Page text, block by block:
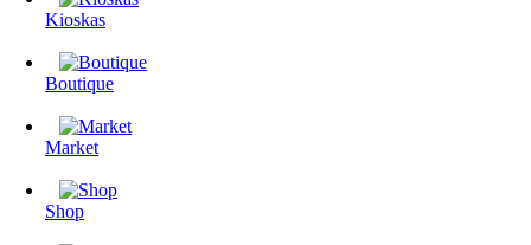
Kioskas
Boutique
Market
Shop